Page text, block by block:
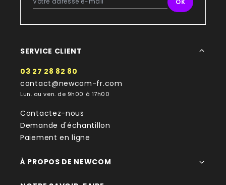
SERVICE CLIENT
03 27 28 82 80
contact@newcom-fr.com
Lun. au ven. de 9h00 à 17h00
Contactez-nous
Demande d'échantillon
Paiement en ligne
À PROPOS DE NEWCOM